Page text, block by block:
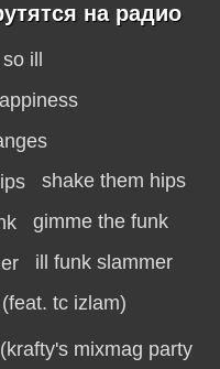
на радио
ill
shake them hips
gimme the funk
ill funk slammer
mixmag party